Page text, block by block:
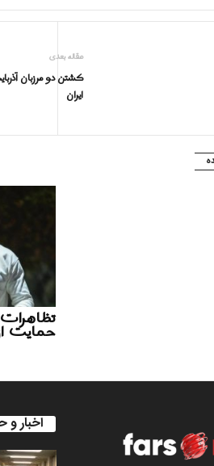
مقاله بعدی
کشتن دو مرزبان
ایران
حمایت
اخبار